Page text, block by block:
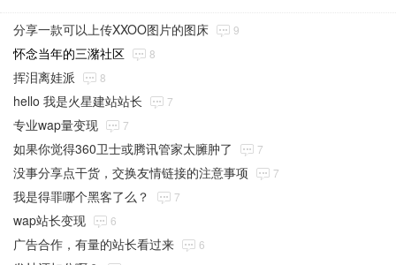
分享一款可以上传XXOO图片的图床 9
怀念当年的三潴社区 8
挥泪离娃派 8
hello 我是火星建站站长 7
专业wap量变现 7
如果你觉得360卫士或腾讯管家太臃肿了 7
没事分享点干货，交换友情链接的注意事项 7
我是得罪哪个黑客了么？ 7
wap站长变现 6
广告合作，有量的站长看过来 6